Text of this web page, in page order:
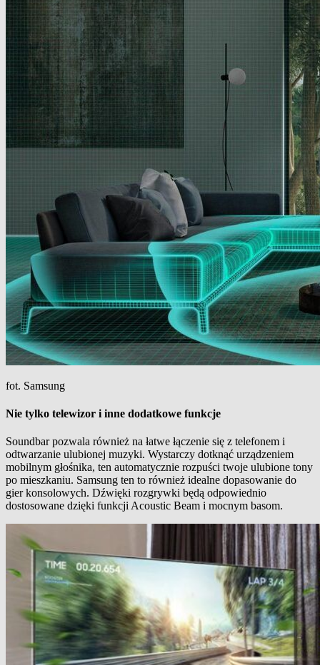
fot. Samsung
Nie tylko telewizor i inne dodatkowe funkcje
Soundbar pozwala również na łatwe łączenie się z telefonem i
odtwarzanie ulubionej muzyki. Wystarczy dotknąć urządzeniem
mobilnym głośnika, ten automatycznie rozpuści twoje ulubione tony
po mieszkaniu. Samsung ten to również idealne dopasowanie do
gier konsolowych. Dźwięki rozgrywki będą odpowiednio
dostosowane dzięki funkcji Acoustic Beam i mocnym basom.